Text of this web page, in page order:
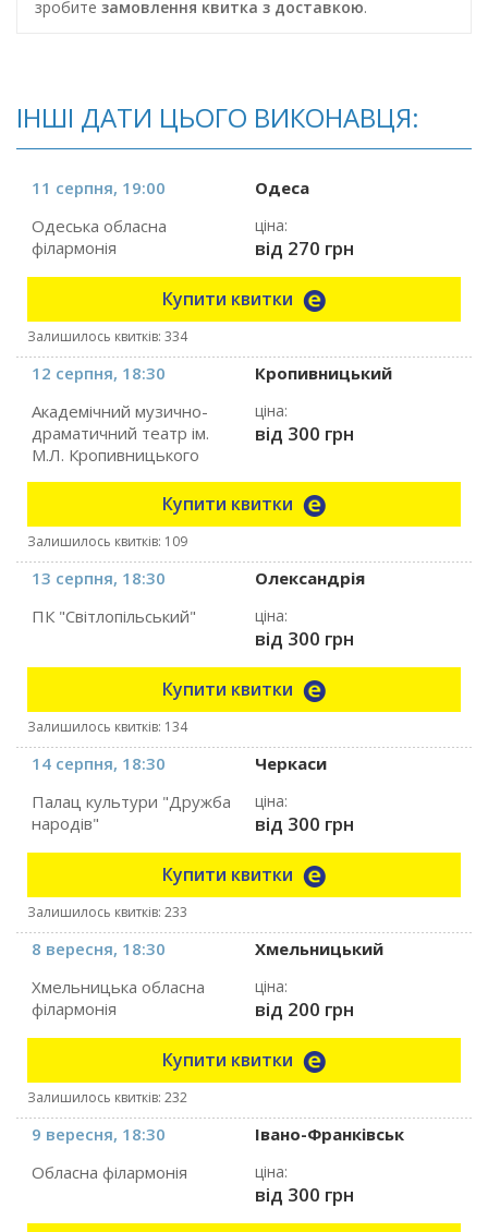
зробите замовлення квитка з доставкою.
ІНШІ ДАТИ ЦЬОГО ВИКОНАВЦЯ:
11 серпня, 19:00
Одеса
Одеська обласна
філармонія
ціна:
від 270 грн
Купити квитки
Залишилось квитків: 334
12 серпня, 18:30
Кропивницький
Академічний музично-
драматичний театр ім.
М.Л. Кропивницького
ціна:
від 300 грн
Купити квитки
Залишилось квитків: 109
13 серпня, 18:30
Олександрія
ПК "Світлопільський"
ціна:
від 300 грн
Купити квитки
Залишилось квитків: 134
14 серпня, 18:30
Черкаси
Палац культури "Дружба
народів"
ціна:
від 300 грн
Купити квитки
Залишилось квитків: 233
8 вересня, 18:30
Хмельницький
Хмельницька обласна
філармонія
ціна:
від 200 грн
Купити квитки
Залишилось квитків: 232
9 вересня, 18:30
Івано-Франківськ
Обласна філармонія
ціна:
від 300 грн